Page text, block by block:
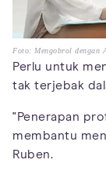
Foto: Mengobrol dengan
Perlu untuk
tak terjebak
"Penerapan
membantu
Ruben.